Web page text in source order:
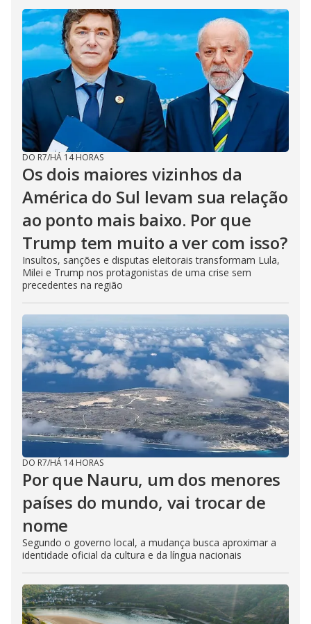
DO R7/HÁ 14 HORAS
Os dois maiores vizinhos da
América do Sul levam sua relação
ao ponto mais baixo. Por que
Trump tem muito a ver com isso?
Insultos, sanções e disputas eleitorais transformam Lula,
Milei e Trump nos protagonistas de uma crise sem
precedentes na região
DO R7/HÁ 14 HORAS
Por que Nauru, um dos menores
países do mundo, vai trocar de
nome
Segundo o governo local, a mudança busca aproximar a
identidade oficial da cultura e da língua nacionais